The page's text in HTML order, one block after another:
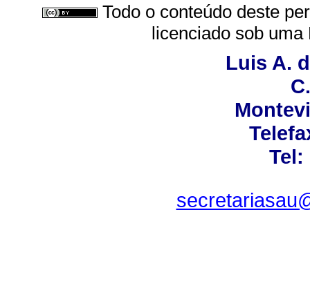
Todo o conteúdo deste
licenciado sob uma
Luis A.
Tel: